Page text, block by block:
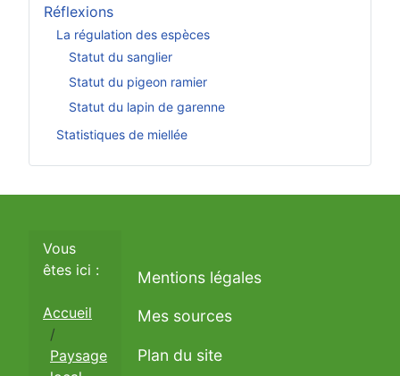
Réflexions
La régulation des espèces
Statut du sanglier
Statut du pigeon ramier
Statut du lapin de garenne
Statistiques de miellée
Vous
êtes ici :
Accueil
Paysage
Mentions légales
Mes sources
Plan du site